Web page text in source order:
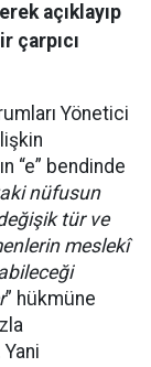
açıklayıp
çarpıcı
Yönetici
“e” bendinde
nüfusun
tür ve
meslekî
” hükmüne